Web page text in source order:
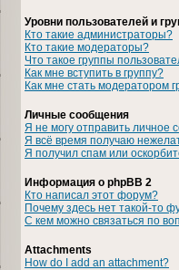
Уровни пользователей и
Кто такие администраторы?
Кто такие модераторы?
Что такое группы
Как мне вступить в группу?
Как мне стать модератором
Личные сообщения
Я не могу отправить личное
Я всё время получаю
Я получил спам или
Информация о phpBB 2
Кто написал этот форум?
Почему здесь нет такой-то
С кем можно связаться по
Attachments
How do I add an attachment?